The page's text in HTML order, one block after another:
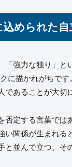
込められた
「強力な独り」と
に描かれがちで
であることが大切
否定する言葉で
い関係が生まれ
と並んで立つ。そ